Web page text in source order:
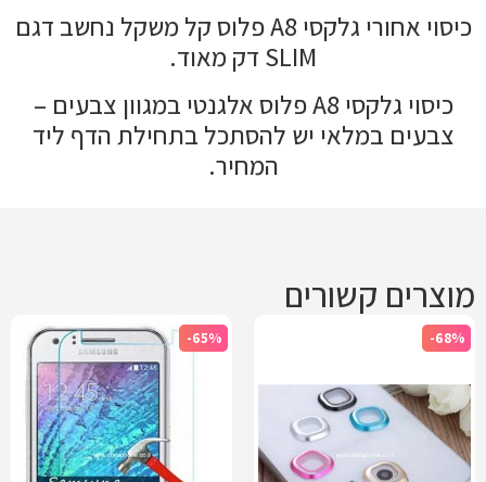
כיסוי אחורי גלקסי A8 פלוס קל משקל נחשב דגם
SLIM דק מאוד.
כיסוי גלקסי A8 פלוס אלגנטי במגוון צבעים –
צבעים במלאי יש להסתכל בתחילת הדף ליד
המחיר.
מוצרים קשורים
-68%
-65%